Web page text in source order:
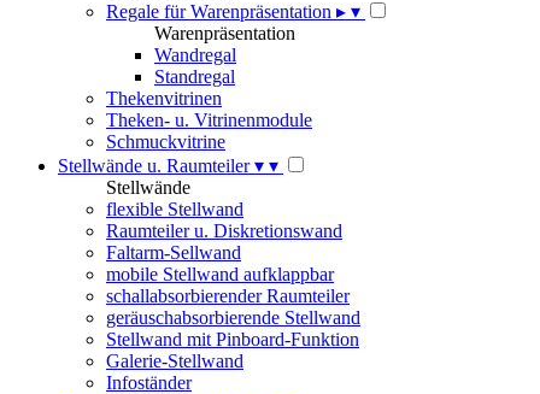
Regale für Warenpräsentation ▸ ▾
Warenpräsentation
Wandregal
Standregal
Thekenvitrinen
Theken- u. Vitrinenmodule
Schmuckvitrine
Stellwände u. Raumteiler▾ ▾
Stellwände
flexible Stellwand
Raumteiler u. Diskretionswand
Faltarm-Sellwand
mobile Stellwand aufklappbar
schallabsorbierender Raumteiler
geräuschabsorbierende Stellwand
Stellwand mit Pinboard-Funktion
Galerie-Stellwand
Infoständer